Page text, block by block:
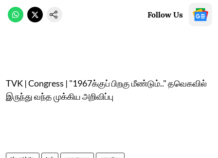
Follow Us
TVK | Congress | "1967க்குப் பிறகு மீண்டும்.." தவெகவில்
இருந்து வந்த முக்கிய அறிவிப்பு